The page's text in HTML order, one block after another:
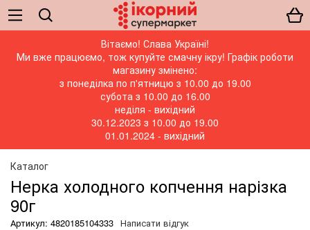
Вітаємо! Слава Україні!
Ми вже працюємо, тож купуйте смачну ікру! Графік роботи
магазину змінено:
з понеділка по п'ятницю з 10.00 до 19.00
субота з 10.00 до 16.00
неділя - вихідний
30.12.2023 з 10.00 до 19.00
01.01.2024 - вихідний
Каталог
Нерка холодного копчення нарізка
90г
Артикул: 4820185104333 Написати відгук